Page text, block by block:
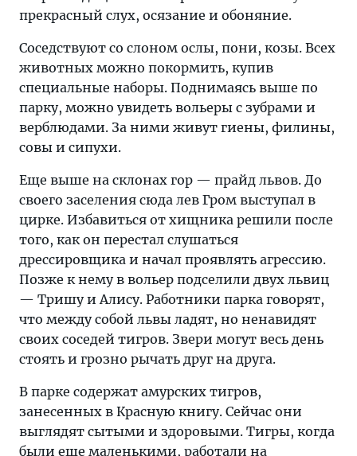
прекрасный слух, осязание и обоняние.
Соседствуют со слоном ослы, пони, козы. Всех
животных можно покормить, купив
специальные наборы. Поднимаясь выше по
парку, можно увидеть вольеры с зубрами и
верблюдами. За ними живут гиены, филины,
совы и сипухи.
Еще выше на склонах гор — прайд львов. До
своего заселения сюда лев Гром выступал в
цирке. Избавиться от хищника решили после
того, как он перестал слушаться
дрессировщика и начал проявлять агрессию.
Позже к нему в вольер подселили двух львиц
— Тришу и Алису. Работники парка говорят,
что между собой львы ладят, но ненавидят
своих соседей тигров. Звери могут весь день
стоять и грозно рычать друг на друга.
В парке содержат амурских тигров,
занесенных в Красную книгу. Сейчас они
выглядят сытыми и здоровыми. Тигры, когда
были еще маленькими, работали на